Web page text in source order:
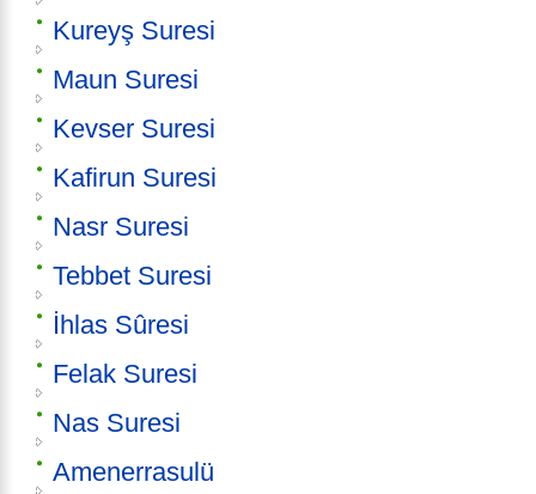
Kureyş Suresi
Maun Suresi
Kevser Suresi
Kafirun Suresi
Nasr Suresi
Tebbet Suresi
İhlas Sûresi
Felak Suresi
Nas Suresi
Amenerrasulü